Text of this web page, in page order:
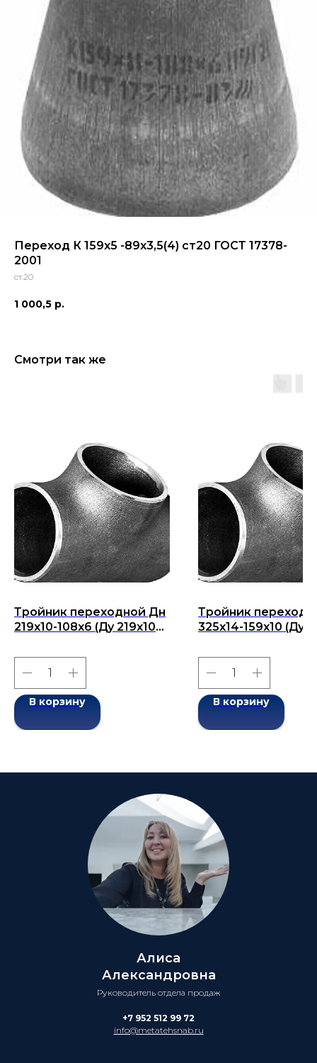
Переход К 159х5 -89х3,5(4) ст20 ГОСТ 17378-
2001
ст.20
1 000,5 р.
Смотри так же
Тройник переходной Дн
219х10-108х6 (Ду 219х108)
2001
В корзину
Тройник
325x14-159х10 (Ду
ГОСТ 17376-2001
В корзину
Алиса
Александровна
Руководитель отдела продаж
+7 952 512 99 72
info@metatehsnab.ru